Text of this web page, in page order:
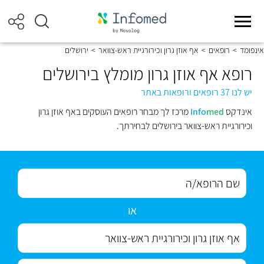
אינפומד > רופאים > אף אוזן גרון וכירורגיית ראש-צוואר > ירושלים
רופא אף אוזן גרון מומלץ בירושלים
יש לנו 37 רופאים ורופאות באתר
אינדקס
Infomed
מרכז לך מבחר רופאים העוסקים באף אוזן גרון
וכירורגיית ראש-צוואר בירושלים לבחירתך.
או